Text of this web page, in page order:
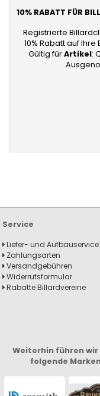
10% RABATT FÜR
Registrierte
10% Rabatt auf
Gültig fürArtikel:
Service
Liefer- und Aufbauservice
Zahlungsarten
Versandgebühren
Widerrufsformular
Rabatte Billardvereine
Weiterhin führen wir
folgende